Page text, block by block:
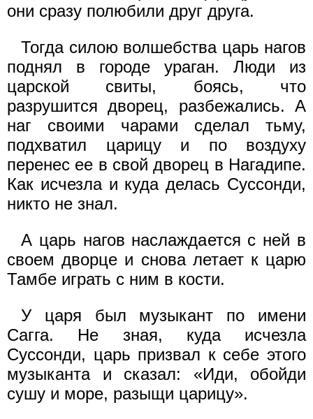
они сразу полюбили друг друга.
Тогда силою волшебства царь нагов
поднял в городе ураган. Люди из
царской свиты, боясь, что
разрушится дворец, разбежались. А
наг своими чарами сделал тьму,
подхватил царицу и по воздуху
перенес ее в свой дворец в Нагадипе.
Как исчезла и куда делась Суссонди,
никто не знал.
А царь нагов наслаждается с ней в
своем дворце и снова летает к царю
Тамбе играть с ним в кости.
У царя был музыкант по имени
Сагга. Не зная, куда исчезла
Суссонди, царь призвал к себе этого
музыканта и сказал: «Иди, обойди
сушу и море, разыщи царицу».